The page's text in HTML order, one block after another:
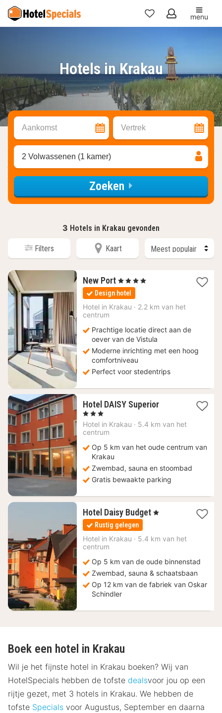
Mijn
menu
Hotels in Krakau
Aankomst Vertrek
2 Volwassenen (1 kamer)
Zoeken
3 Hotels in Krakau gevonden
Filters Kaart
New Port 1
nacht
vanaf
94
, 4 Sterren
Design hotel
Hotel in Krakau · 2.2 km van het
centrum
Prachtige locatie direct aan de
oever van de Vistula
Moderne inrichting met een hoog
comfortniveau
Perfect voor stedentrips
Hotel DAISY Superior1
vanaf
, 3 Sterren
Hotel in Krakau · 5.4 km van het
centrum
Op 5 km van het oude centrum van
Krakau
Zwembad, sauna en stoombad
Gratis bewaakte parking
Hotel Daisy Budget 1
37,48
, 1 Sterren
Rustig gelegen
Hotel in Krakau · 5.4 km van het
centrum
Op 5 km van de oude binnenstad
Zwembad, sauna & schaatsbaan
Op 12 km van de fabriek van Oskar
Schindler
Boek een hotel in Krakau
Wil je het fijnste hotel in Krakau boeken? Wij van
HotelSpecials hebben de tofste dealsvoor jou op een
rijtje gezet, met 3 hotels in Krakau. We hebben de
tofste Specials voor Augustus, September en daarna